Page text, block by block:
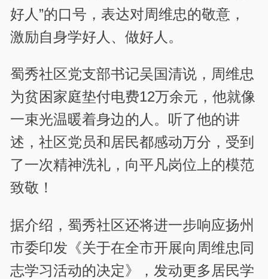
好人”的口号，表达对周维忠的敬意，
激励自身学好人、做好人。
蜀秀社区党支部书记吴国清说，周维忠
为贫困家庭垫付电费12万余元，他就像
一束光温暖着身边的人。听了他的讲
述，社区党员和居民都感动万分，受到
了一次精神洗礼，向平凡岗位上的模范
致敬！
据介绍，蜀秀社区还将进一步响应扬州
市委印发《关于在全市开展向周维忠同
志学习活动的决定》，发动更多居民学